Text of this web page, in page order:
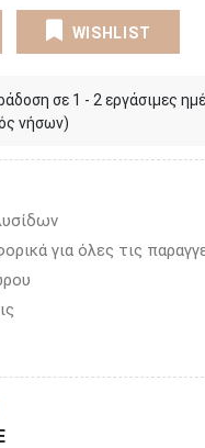
WISHLIST
σε 1 - 2 εργάσιμες
νήσων)
για όλες τις